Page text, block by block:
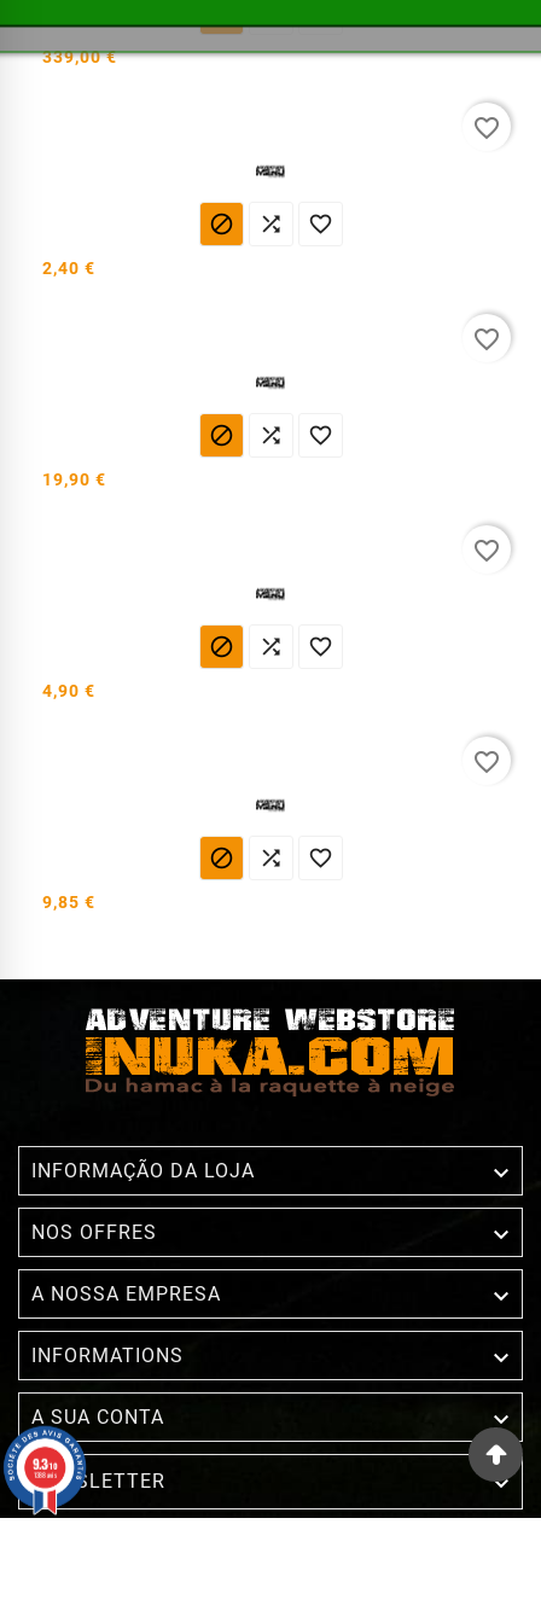
339,00 €
  
2,40 €
favorite_border
  
19,90 €
favorite_border
  
4,90 €
favorite_border
  
9,85 €
favorite_border
INFORMAÇÃO DA LOJA 
NOS OFFRES 
A NOSSA EMPRESA 
INFORMATIONS 
A SUA CONTA 
NEWSLETTER 
9.3/10
1388 avis